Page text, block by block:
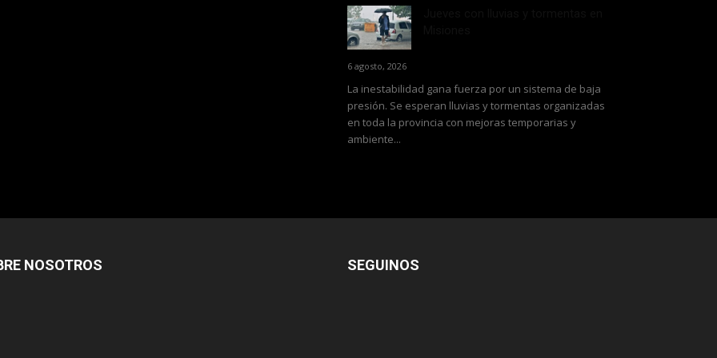
6 agosto, 2026
La inestabilidad gana fuerza por un sistema de baja
presión. Se esperan lluvias y tormentas organizadas
en toda la provincia con mejoras temporarias y
ambiente...
NOSOTROS SEGUINOS